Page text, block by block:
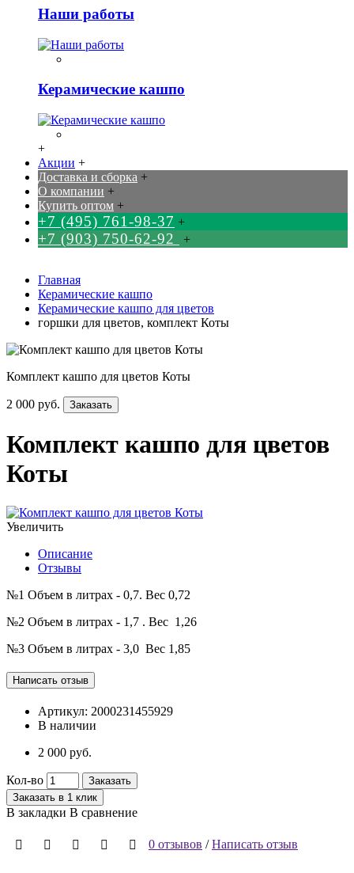
Наши работы
Керамические кашпо
+
Акции +
Доставка и сборка +
О компании +
Купить оптом +
+7 (495) 761-98-37 +
+7 (903) 750-62-92 +
Главная
Керамические кашпо
Керамические кашпо для цветов
горшки для цветов, комплект Коты
Комплект кашпо для цветов Коты
2 000 руб. Заказать
Комплект кашпо для цветов
Коты
Увеличить
Описание
Отзывы
№1 Объем в литрах - 0,7. Вес 0,72
№2 Объем в литрах - 1,7 . Вес 1,26
№3 Объем в литрах - 3,0 Вес 1,85
Артикул: 2000231455929
В наличии
2 000 руб.
Кол-во
Заказать
Заказать в 1 клик
В закладки В сравнение
0 отзывов /Написать отзыв